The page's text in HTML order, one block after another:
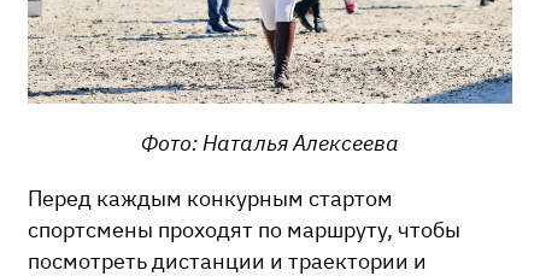
Фото: Наталья Алексеева
Перед каждым конкурным стартом
спортсмены проходят по маршруту, чтобы
посмотреть дистанции и траектории и